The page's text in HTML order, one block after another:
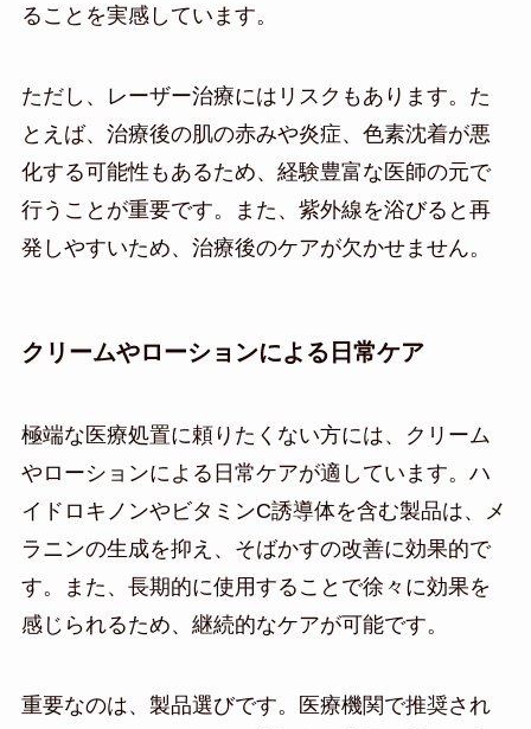
ることを実感しています。
ただし、レーザー治療にはリスクもあります。た
とえば、治療後の肌の赤みや炎症、色素沈着が悪
化する可能性もあるため、経験豊富な医師の元で
行うことが重要です。また、紫外線を浴びると再
発しやすいため、治療後のケアが欠かせません。
クリームやローションによる日常ケア
極端な医療処置に頼りたくない方には、クリーム
やローションによる日常ケアが適しています。ハ
イドロキノンやビタミンC誘導体を含む製品は、メ
ラニンの生成を抑え、そばかすの改善に効果的で
す。また、長期的に使用することで徐々に効果を
感じられるため、継続的なケアが可能です。
重要なのは、製品選びです。医療機関で推奨され